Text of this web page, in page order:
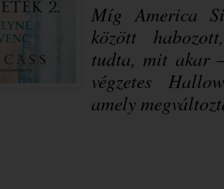
Míg America
között
tudta, mit akar
végzetes
amely